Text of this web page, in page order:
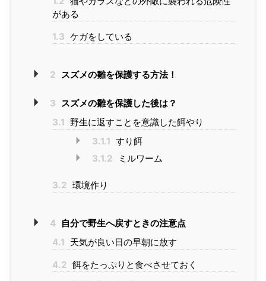
がある
1.3 ケガをしている
2 スズメの雛を保護する方法！
3 スズメの雛を保護した後は？
3.1 野生に返すことを意識した餌やり
3.1.1 すり餌
3.1.2
ミルワーム
3.2 環境作り
4 自分で野生へ戻すときの注意点
4.1 天気が良い日の早朝に放す
4.2 餌をたっぷりと食べさせておく